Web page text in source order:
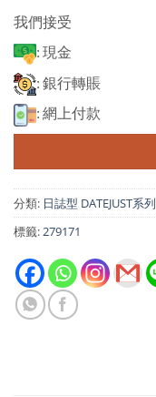
我們接受
: 現金
: 銀行轉賬
: 網上付款
分類: 日誌型 DATEJUST系列
標籤:279171